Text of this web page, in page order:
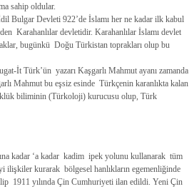
sahip oldular.
Bulgar Devleti 922’de İslamı her ne kadar ilk kabul
Karahanlılar devletidir. Karahanlılar İslamı devlet
bugünkü Doğu Türkistan toprakları olup bu
İt Türk’ün yazarı Kaşgarlı Mahmut ayanı zamanda
Mahmut bu eşsiz esinde Türkçenin karanlıkta kalan
biliminin (Türkoloji) kurucusu olup, Türk
kadar ‘a kadar kadim ipek yolunu kullanarak tüm
kurarak bölgesel hanlıkların egemenliğinde
1911 yılında Çin Cumhuriyeti ilan edildi. Yeni Çin